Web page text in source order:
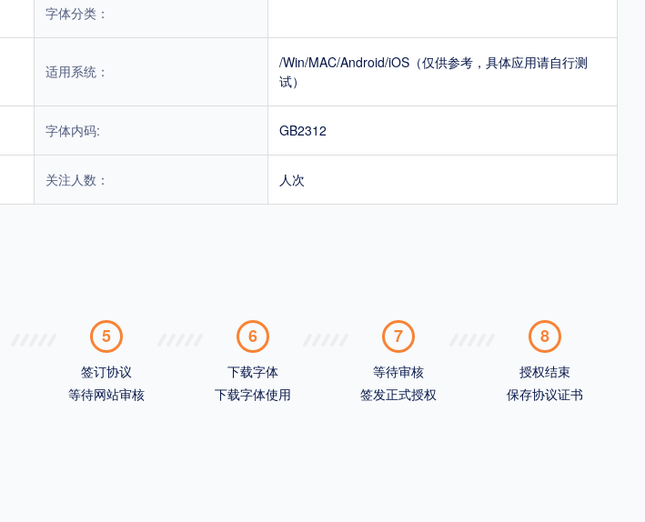
字体分类：
适用系统：
/Win/MAC/Android/iOS（仅供参考，具体应用请自行测
试）
字体内码: GB2312
关注人数： 人次
5
签订协议
等待网站审核
6
下载字体
下载字体使用
7
等待审核
签发正式授权
8
授权结束
保存协议证书